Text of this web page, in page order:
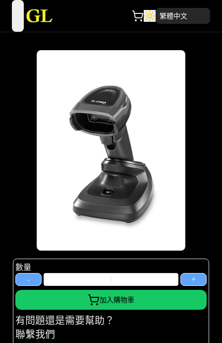
open navigation menu 繁體中文
數量
-
+
加入購物車
有問題還是需要幫助？
聯繫我們